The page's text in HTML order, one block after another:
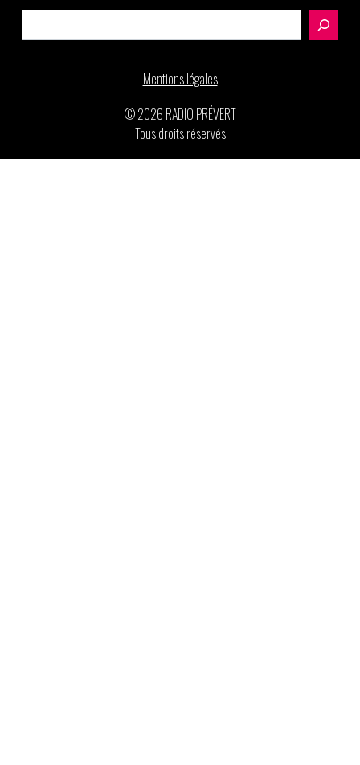
Mentions légales
© 2026 RADIO PRÉVERT
Tous droits réservés